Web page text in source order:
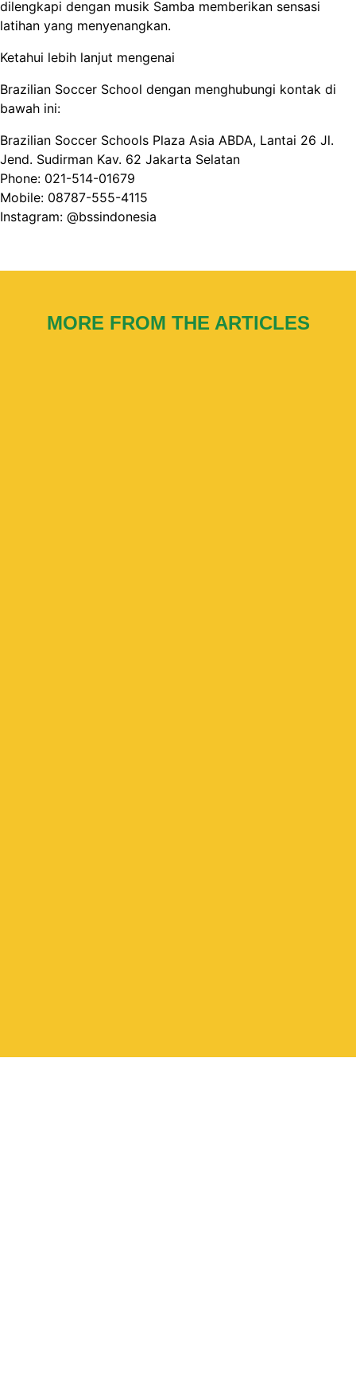
dilengkapi dengan musik Samba memberikan sensasi
latihan yang menyenangkan.
Ketahui lebih lanjut mengenai
Brazilian Soccer School dengan menghubungi kontak di
bawah ini:
Brazilian Soccer Schools Plaza Asia ABDA, Lantai 26 Jl.
Jend. Sudirman Kav. 62 Jakarta Selatan
Phone: 021-514-01679
Mobile: 08787-555-4115
Instagram: @bssindonesia
MORE FROM THE ARTICLES